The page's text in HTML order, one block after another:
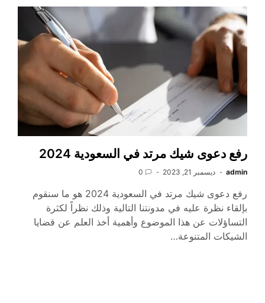
رفع دعوى شيك مرتد في السعودية 2024
admin ديسمبر 21, 2023 0
رفع دعوى شيك مرتد في السعودية 2024 هو ما سنقوم
بإلقاء نظرة عليه في مدونتنا التالية وذلك نظراً لكثرة
التساؤلات عن هذا الموضوع وأهمية أخذ العلم عن قضايا
الشيكات المتنوعة…